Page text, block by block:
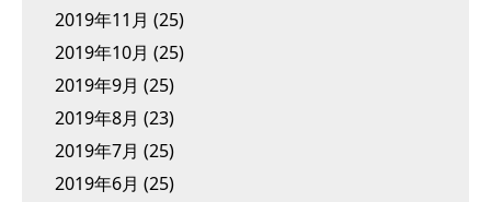
2019年11月 (25)
2019年10月 (25)
2019年9月 (25)
2019年8月 (23)
2019年7月 (25)
2019年6月 (25)